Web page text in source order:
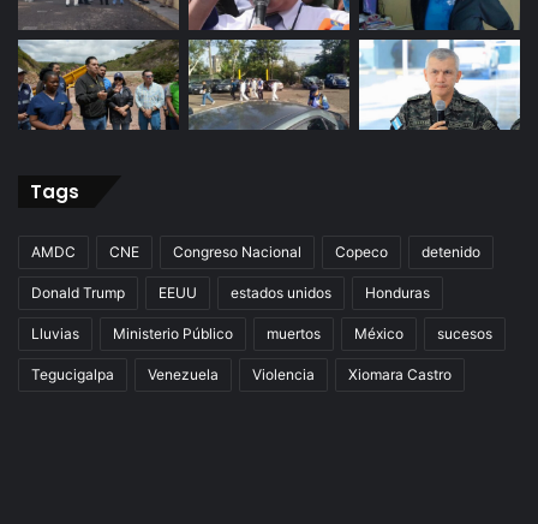
Tags
AMDC CNE Congreso Nacional Copeco detenido
Donald Trump EEUU estados unidos Honduras
Lluvias Ministerio Público muertos México sucesos
Tegucigalpa Venezuela Violencia Xiomara Castro